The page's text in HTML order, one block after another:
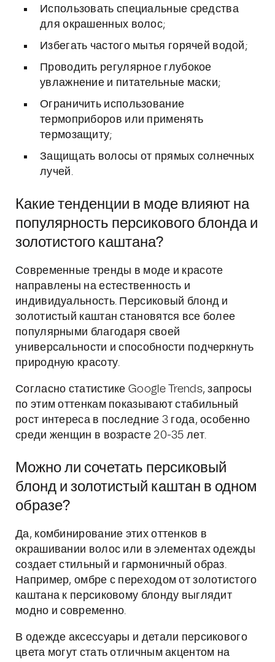
Использовать специальные средства
для окрашенных волос;
Избегать частого мытья горячей водой;
Проводить регулярное глубокое
увлажнение и питательные маски;
Ограничить использование
термоприборов или применять
термозащиту;
Защищать волосы от прямых солнечных
лучей.
Какие тенденции в моде влияют на
популярность персикового блонда и
золотистого каштана?
Современные тренды в моде и красоте
направлены на естественность и
индивидуальность. Персиковый блонд и
золотистый каштан становятся все более
популярными благодаря своей
универсальности и способности подчеркнуть
природную красоту.
Согласно статистике Google Trends, запросы
по этим оттенкам показывают стабильный
рост интереса в последние 3 года, особенно
среди женщин в возрасте 20-35 лет.
Можно ли сочетать персиковый
блонд и золотистый каштан в одном
образе?
Да, комбинирование этих оттенков в
окрашивании волос или в элементах одежды
создает стильный и гармоничный образ.
Например, омбре с переходом от золотистого
каштана к персиковому блонду выглядит
модно и современно.
В одежде аксессуары и детали персикового
цвета могут стать отличным акцентом на